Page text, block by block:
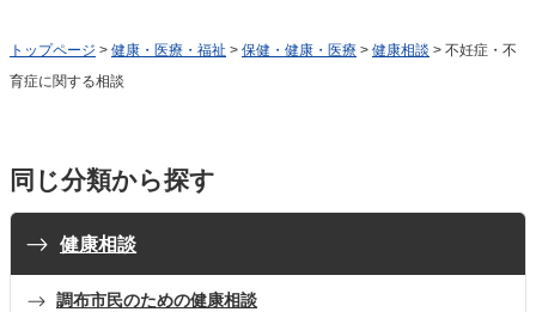
トップページ > 健康・医療・福祉 > 保健・健康・医療 > 健康相談 > 不妊症・不
育症に関する相談
同じ分類から探す
健康相談
調布市民のための健康相談